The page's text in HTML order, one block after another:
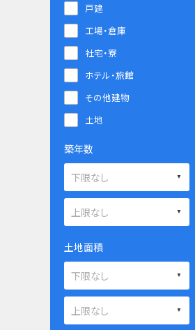
戸建
工場・倉庫
社宅・寮
ホテル・旅館
その他建物
土地
築年数
土地面積